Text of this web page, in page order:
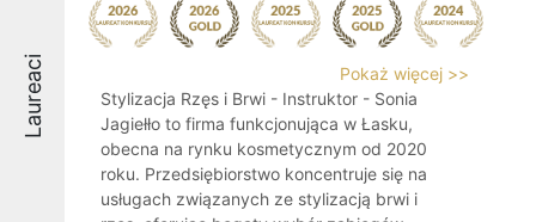
Laureaci
Pokaż więcej >>
Stylizacja Rzęs i Brwi - Instruktor - Sonia
Jagiełło to firma funkcjonująca w Łasku,
obecna na rynku kosmetycznym od 2020
roku. Przedsiębiorstwo koncentruje się na
usługach związanych ze stylizacją brwi i